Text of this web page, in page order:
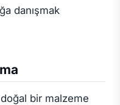
danışmak
bir malzeme